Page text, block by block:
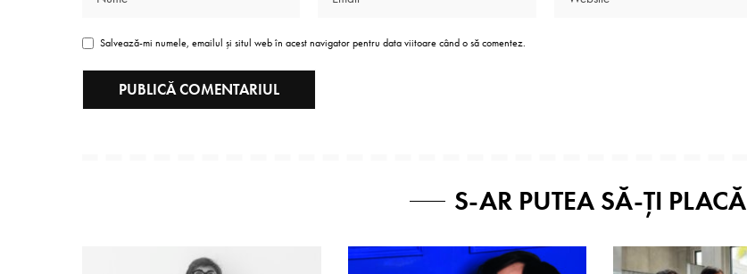
Salvează-mi numele, emailul și situl web în acest navigator pentru data viitoare când o să comentez.
S-AR PUTEA SĂ-ȚI PLACĂ